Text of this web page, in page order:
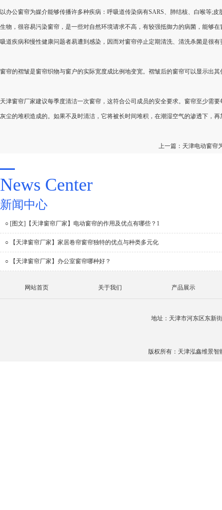
以办公窗帘为媒介能够传播许多种疾病：呼吸道传染病有SARS、肺结核、白喉等;
生物，很容易污染窗帘，是一些对自然环境请求不高，有较强抵御力的病菌，能够
吸道疾病和慢性健康问题者易遭到感染，因而对窗帘停止定期清洗、清洗杀菌是很有
窗帘的褶皱是窗帘织物与窗户的实际宽度成比例地变宽。褶皱后的窗帘可以显示出
天津窗帘厂家建议每季度清洁一次窗帘，这符合公司成员的安全要求。窗帘至少需
灰尘的堆积造成的。如果不及时清洁，它将被长时间堆积，在潮湿空气的渗透下，
上一篇： 天津电动窗帘
News Center
新闻中心
○ [图文]【天津窗帘厂家】电动窗帘的作用及优点有哪些？1
○ 【天津窗帘厂家】家居卷帘窗帘独特的优点与种类多元化
○ 【天津窗帘厂家】办公室窗帘哪种好？
网站首页 关于我们 产品展示
地址：天津市河东区东新
版权所有：天津泓鑫维景